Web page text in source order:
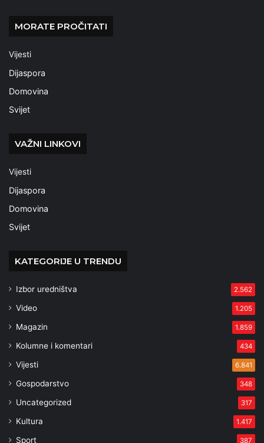
MORATE PROČITATI
Vijesti
Dijaspora
Domovina
Svijet
VAŽNI LINKOVI
Vijesti
Dijaspora
Domovina
Svijet
KATEGORIJE U TRENDU
Izbor uredništva 2.562
Video 1.205
Magazin 1.859
Kolumne i komentari 434
Vijesti 6.841
Gospodarstvo 348
Uncategorized 317
Kultura 1.417
Sport 387